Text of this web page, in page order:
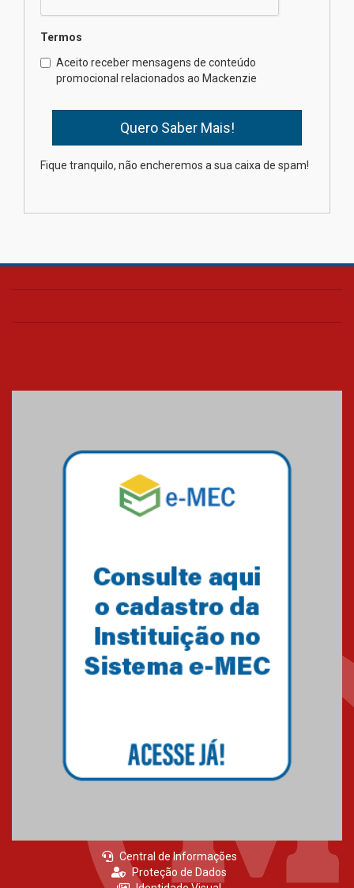
Brasília prepara seus
estudantes para o PAS antes
mesmo do Ensino Médio
na educação dos filhos além da
Termos
Aceito receber mensagens de conteúdo
promocional relacionados ao Mackenzie
Fique tranquilo, não encheremos a sua caixa de spam!
Central de Informações
Proteção de Dados